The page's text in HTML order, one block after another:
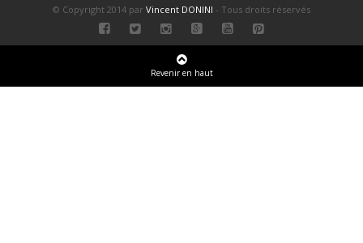
© Copyright 2014 par Vincent DONINI - Tous droits réservés
Revenir en haut